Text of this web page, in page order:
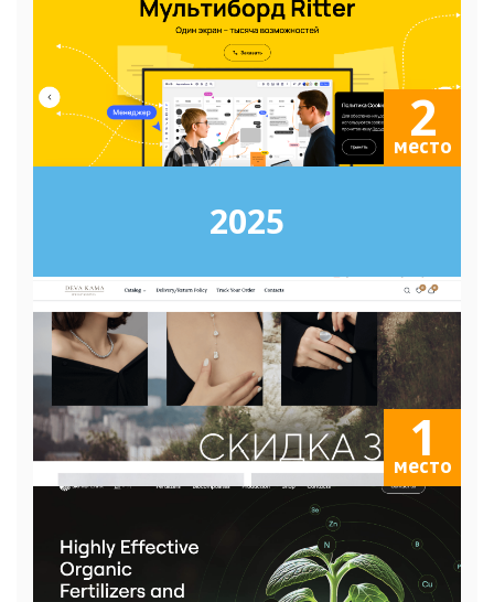
2
место
2025
1
место